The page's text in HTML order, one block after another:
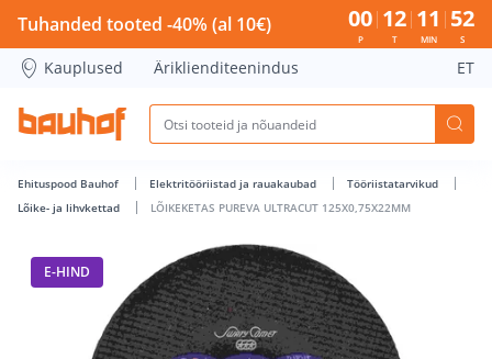
LÕIKEKETAS PUREVA ULTRACUT 125X0,75X22MM - Bauhof
Tuhanded tooted -40% (al 10€) 00
P
12
T
11
MIN
51
S
Kauplused Äriklienditeenindus ET
Ehituspood Bauhof Elektritööriistad ja rauakaubad
Tööriistatarvikud
Lõike- ja lihvkettad
LÕIKEKETAS PUREVA ULTRACUT 125X0,75X22MM
E-HIND